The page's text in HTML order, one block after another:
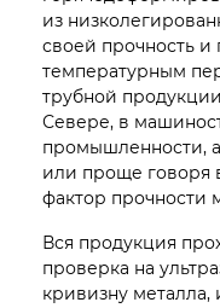
из
своей прочность
температурным
трубной
Севере, в
промышленности,
или проще говоря
фактор прочности
Вся продукция
проверка на
кривизну металла,